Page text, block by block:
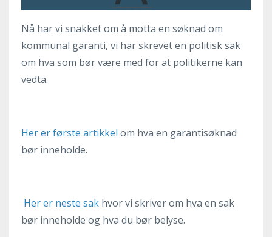
Nå har vi snakket om å motta en søknad om
kommunal garanti, vi har skrevet en politisk sak
om hva som bør være med for at politikerne kan
vedta.
Her er første artikkel om hva en garantisøknad
bør inneholde.
Her er neste sak hvor vi skriver om hva en sak
bør inneholde og hva du bør belyse.